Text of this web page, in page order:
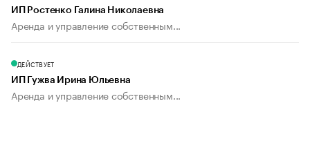
ИП Ростенко Галина Николаевна
Аренда и управление собственным...
ДЕЙСТВУЕТ
ИП Гужва Ирина Юльевна
Аренда и управление собственным...